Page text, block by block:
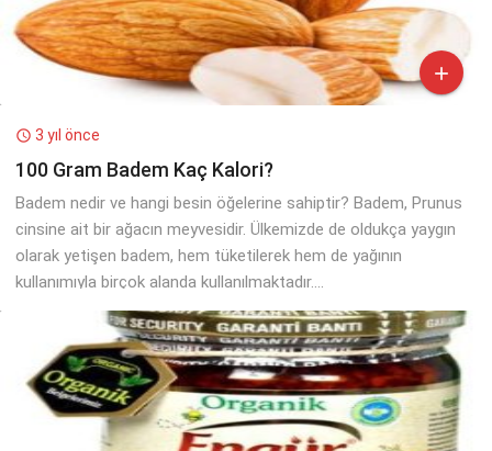

 3 yıl önce
100 Gram Badem Kaç Kalori?
Badem nedir ve hangi besin öğelerine sahiptir? Badem, Prunus
cinsine ait bir ağacın meyvesidir. Ülkemizde de oldukça yaygın
olarak yetişen badem, hem tüketilerek hem de yağının
kullanımıyla birçok alanda kullanılmaktadır....